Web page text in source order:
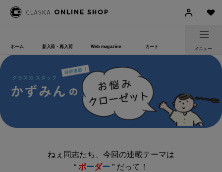
ホーム 新入荷・再入荷 Web magazine カート メニュー
ねぇ同志たち、今回の連載テーマは
“ボーダー” だって！